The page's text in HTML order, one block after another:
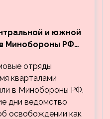
и южной
в Минобороны РФ
отряды
кварталами
в Минобороны РФ.
дни ведомство
освобождении как